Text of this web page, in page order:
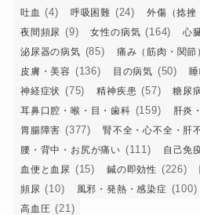
吐血 (4) 呼吸困難 (24) 外傷（捻挫
夜間頻尿 (9) 女性の病気 (164) 心
泌尿器の病気 (85) 痛み（筋肉・関節
皮膚・美容 (136) 目の病気 (50)
神経症状 (75) 精神疾患 (57) 糖尿
耳鼻口腔・喉・目・歯科 (159) 肝炎
胃腸障害 (377) 腎不全・心不全・肝
腰・背中・お尻が痛い (111) 自己免
血便と血尿 (15) 鍼の即効性 (226)
頻尿 (10) 風邪・発熱・感染症 (100)
高血圧 (21)